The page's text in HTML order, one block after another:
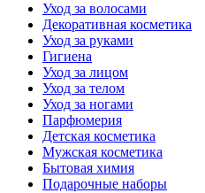
Уход за волосами
Декоративная косметика
Уход за руками
Гигиена
Уход за лицом
Уход за телом
Уход за ногами
Парфюмерия
Детская косметика
Мужская косметика
Бытовая химия
Подарочные наборы